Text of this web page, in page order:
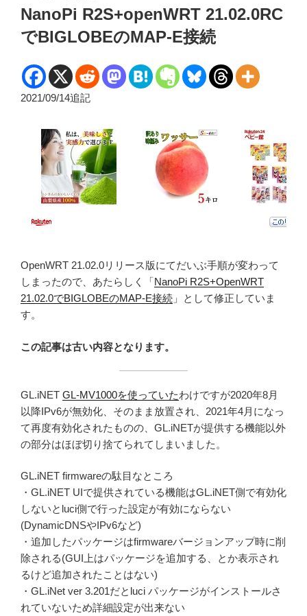
稿
日:
NanoPi R2S+openWRT 21.02.0RC
でBIGLOBEのMAP-E接続
2021/09/14追記
OpenWRT 21.02.0リリース版にてだいぶ手順が変わって
しまったので、あたらしく「NanoPi R2S+OpenWRT
21.02.0でBIGLOBEのMAP-E接続 」として修正していま
す。
この記事は古い内容となります。
GL.iNET GL-MV1000を使っていたわけですが2020年8月
以降IPv6が無効化、そのまま放置され、2021年4月になっ
て再度有効化されたものの、GL.iNETが提供する機能以外
の部分はほぼ切り捨てられてしまいました。
GL.iNET firmwareの駄目なところ
・GL.iNET UIで提供されている機能はGL.iNET側で有効化
しないとluci側で行った設定が有効にならない
(DynamicDNSやIPv6など)
・追加したパッケージはfirmwareバージョンアップ時に削
除される(GUI上はパッケージを追加する、とか表示され
るけど追加されたことはない)
・GL.iNet ver 3.201だとluci パッケージがインストールさ
れていないため詳細設定が出来ない